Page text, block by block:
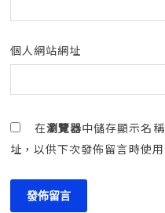
個人網站網址
在瀏覽器中儲存顯示名
址，以供下次發佈留言時使用